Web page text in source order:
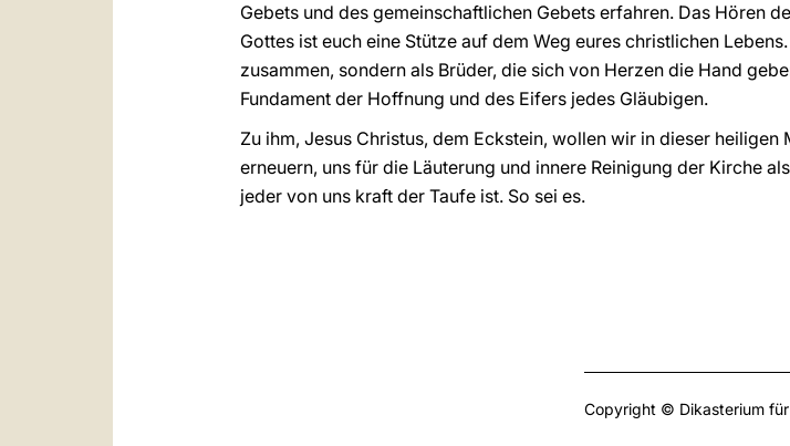
Gebets und des gemeinschaftlichen Gebets erfahren. Das Hören
Gottes ist euch eine Stütze auf dem Weg eures christlichen
zusammen, sondern als Brüder, die sich von Herzen die Hand
Fundament der Hoffnung und des Eifers jedes Gläubigen.
Zu ihm, Jesus Christus, dem Eckstein, wollen wir in dieser
erneuern, uns für die Läuterung und innere Reinigung der Kirche
jeder von uns kraft der Taufe ist. So sei es.
Copyright © Dikasterium